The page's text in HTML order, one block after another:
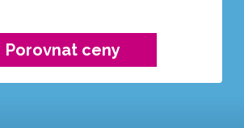
Porovnat ceny